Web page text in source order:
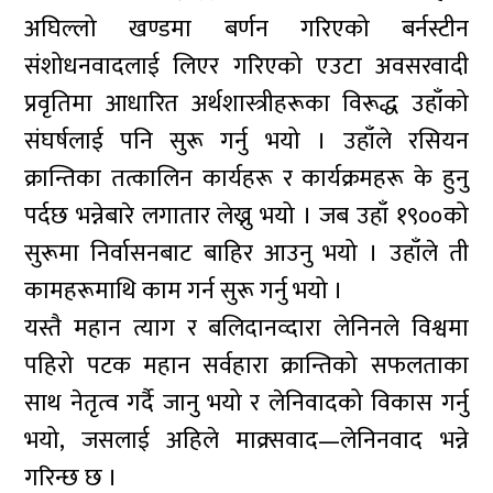
अघिल्लो खण्डमा बर्णन गरिएको बर्नस्टीन
संशोधनवादलाई लिएर गरिएको एउटा अवसरवादी
प्रवृतिमा आधारित अर्थशास्त्रीहरूका विरूद्ध उहाँको
संघर्षलाई पनि सुरू गर्नु भयो । उहाँले रसियन
क्रान्तिका तत्कालिन कार्यहरू र कार्यक्रमहरू के हुनु
पर्दछ भन्नेबारे लगातार लेख्नु भयो । जब उहाँ १९००को
सुरूमा निर्वासनबाट बाहिर आउनु भयो । उहाँले ती
कामहरूमाथि काम गर्न सुरू गर्नु भयो ।
यस्तै महान त्याग र बलिदानव्दारा लेनिनले विश्वमा
पहिरो पटक महान सर्वहारा क्रान्तिको सफलताका
साथ नेतृत्व गर्दै जानु भयो र लेनिवादको विकास गर्नु
भयो, जसलाई अहिले माक्र्सवाद—लेनिनवाद भन्ने
गरिन्छ छ ।